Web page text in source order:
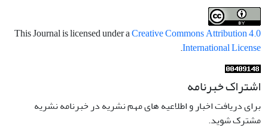
This Journal is licensed under aCreative Commons Attribution 4.0
International License
.
اشتراک خبرنامه
برای دریافت اخبار و اطلاعیه های مهم نشریه در خبرنامه نشریه
مشترک شوید.